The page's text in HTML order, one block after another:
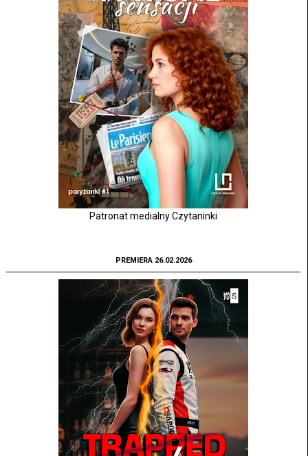
Patronat medialny Czytaninki
PREMIERA 26.02.2026